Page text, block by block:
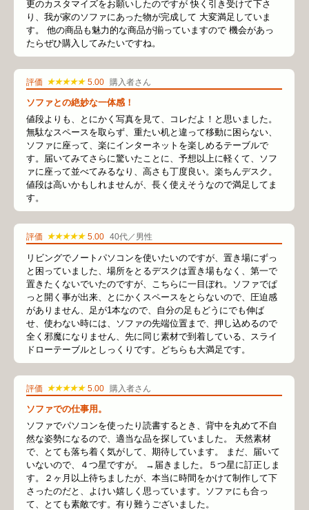
更のカスタマイズをお願いしたのですが 快く引き受けて下さ
り、我が家のソファにあった物が完成して 大変満足していま
す。 他の商品も魅力的な商品が揃っていますので 機会があっ
たらぜひ購入してみたいですね。
評価 ★★★★★ 5.00 購入者さん
ソファとの絶妙な一体感！
値段よりも、とにかく写真を見て、コレだよ！と思いました。
無駄なスペースを取らず、重たい机と違って移動に困らない、
ソファに座って、楽にインターネットを楽しめるテーブルで
す。届いてみてさらに驚いたことに、予想以上に軽くて、ソフ
ァに座って並べてみるなり、高さも丁度良い。楽ちんデスク。
値段は高いかもしれませんが、長く使えそうなので満足してま
す。
評価 ★★★★★ 5.00 40代／男性
リビングでノートパソコンを使いたいのですが、置き場にずっ
と困っていました、場所をとるデスクは置き場もなく、第一で
置きたくないでいたのですが、こちらに一目ぼれ。ソファでぱ
っと開く事が出来、とにかくスペースをとらないので、圧迫感
がありません、足が1本なので、自分の足もどうにでも伸ば
せ、使わない時には、ソファの先端位置まで、押し込めるので
全く邪魔になりません、先に同じ素材で到着している、スライ
ドローテーブルとしっくりです。どちらも大満足です。
評価 ★★★★★ 5.00 購入者さん
ソファでの仕事用。
ソファでパソコンを使ったり読書するとき、背中を丸めて不自
然な姿勢になるので、適当な品を探していました。 天然素材
で、とても落ち着く気がして、期待しています。 まだ、届いて
いないので、４つ星ですが。 →届きました。５つ星に訂正しま
す。２ヶ月以上待ちましたが、本当に時間をかけて制作して下
さったのだと、よけい嬉しく思っています。ソファにも合っ
て、とても素敵です。有り難うございました。